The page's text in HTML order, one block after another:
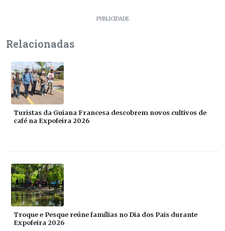
PUBLICIDADE
Relacionadas
Turistas da Guiana Francesa descobrem novos cultivos de
café na Expofeira 2026
Troque e Pesque reúne famílias no Dia dos Pais durante
Expofeira 2026